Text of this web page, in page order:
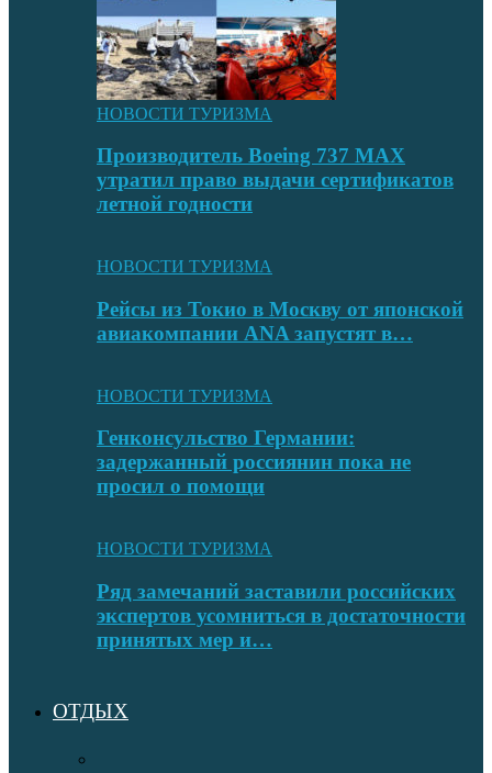
НОВОСТИ ТУРИЗМА
Производитель Boeing 737 MAX
утратил право выдачи сертификатов
летной годности
НОВОСТИ ТУРИЗМА
Рейсы из Токио в Москву от японской
авиакомпании ANA запустят в…
НОВОСТИ ТУРИЗМА
Генконсульство Германии:
задержанный россиянин пока не
просил о помощи
НОВОСТИ ТУРИЗМА
Ряд замечаний заставили российских
экспертов усомниться в достаточности
принятых мер и…
ОТДЫХ